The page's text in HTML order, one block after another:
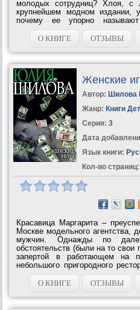
молодых сотрудниц? Хлоя, с
крупнейшем модном издании,
почему ее упорно
сплетничают, что она
любовникам? Ведь в этом нет...
О КНИГЕ ОТЗЫВЫ
Женские
Автор: Шилова
Жанр: Книги
Серия: 3
Дата
Язык книги:
Кол-во страниц:
Красавица Маргарита –
Москве модельного агентства,
мужчин. Однажды по
обстоятельств (были на то свои
запертой в работающем на
небольшого пригородного
один из любовников,
благодарности она, не...
О КНИГЕ ОТЗЫВЫ